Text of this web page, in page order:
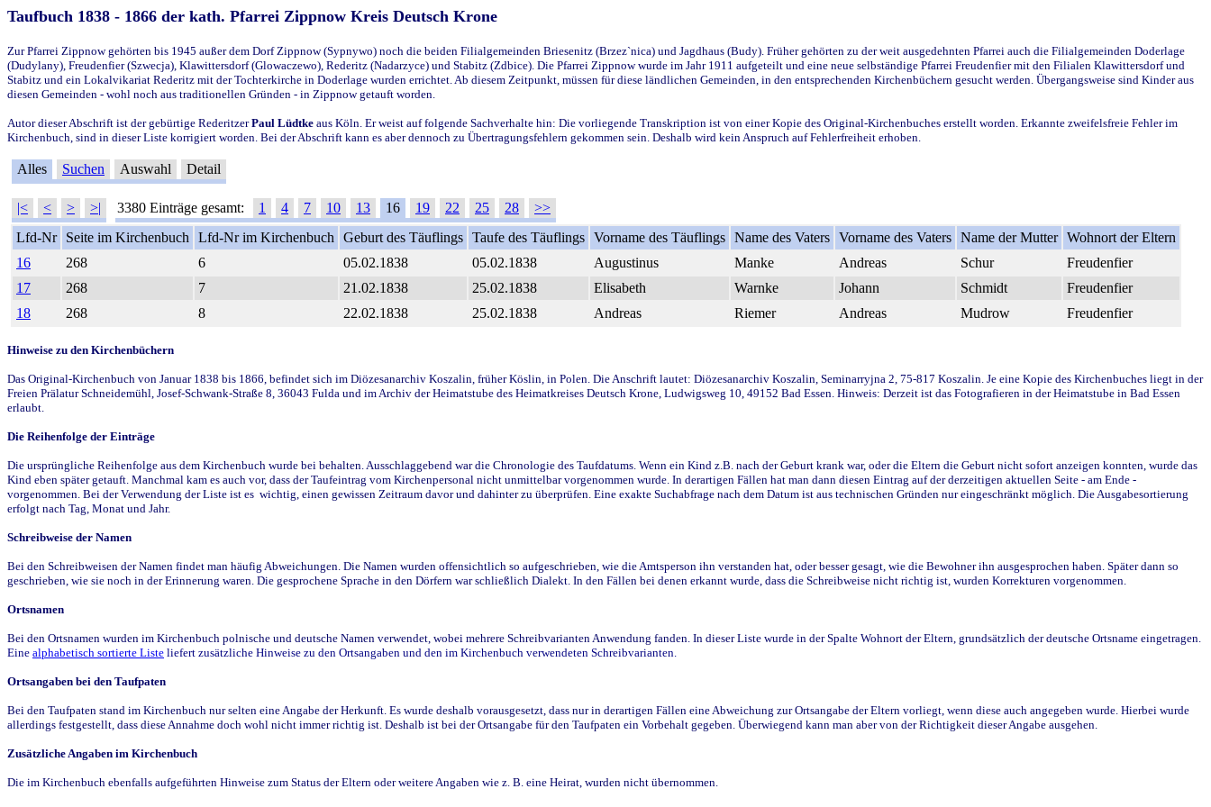
Taufbuch 1838 - 1866 der kath. Pfarrei Zippnow Kreis Deutsch Krone
Zur Pfarrei Zippnow gehörten bis 1945 außer dem Dorf Zippnow (Sypnywo) noch die beiden Filialgemeinden Briesenitz (Brzez`nica) und Jagdhaus (Budy). Früher gehörten zu der weit ausgedehnten Pfarrei auch die Filialgemeinden Doderlage
(Dudylany), Freudenfier (Szwecja), Klawittersdorf (Glowaczewo), Rederitz (Nadarzyce) und Stabitz (Zdbice). Die Pfarrei Zippnow wurde im Jahr 1911 aufgeteilt und eine neue selbständige Pfarrei Freudenfier mit den Filialen Klawittersdorf und
Stabitz und ein Lokalvikariat Rederitz mit der Tochterkirche in Doderlage wurden errichtet. Ab diesem Zeitpunkt, müssen für diese ländlichen Gemeinden, in den entsprechenden Kirchenbüchern gesucht werden. Übergangsweise sind Kinder aus
diesen Gemeinden - wohl noch aus traditionellen Gründen - in Zippnow getauft worden.
Autor dieser Abschrift ist der gebürtige RederitzerPaul Lüdtke aus Köln. Er weist auf folgende Sachverhalte hin: Die vorliegende Transkription ist von einer Kopie des Original-Kirchenbuches erstellt worden. Erkannte zweifelsfreie Fehler im
Kirchenbuch, sind in dieser Liste korrigiert worden. Bei der Abschrift kann es aber dennoch zu Übertragungsfehlern gekommen sein. Deshalb wird kein Anspruch auf Fehlerfreiheit erhoben.
Alles Suchen Auswahl Detail
|< < > >| 3380 Einträge gesamt: 1 4 7 10 13 16 19 22 25 28
>>
Lfd-Nr
Seite im Kirchenbuch Lfd-Nr im Kirchenbuch Geburt des Täuflings Taufe des Täuflings Vorname des Täuflings Name des Vaters Vorname des Vaters Name der Mutter Wohnort der Eltern
16
268 6 05.02.1838 05.02.1838 Augustinus Manke Andreas Schur
Freudenfier
17
268 7 21.02.1838 25.02.1838 Elisabeth Warnke Johann Schmidt
Freudenfier
18
268 8 22.02.1838 25.02.1838 Andreas Riemer Andreas Mudrow Freudenfier
Hinweise zu den Kirchenbüchern
Das Original-Kirchenbuch von Januar 1838 bis 1866, befindet sich im Diözesanarchiv Koszalin, früher Köslin, in Polen. Die Anschrift lautet: Diözesanarchiv Koszalin, Seminarryjna 2, 75-817 Koszalin. Je eine Kopie des Kirchenbuches liegt in der
Freien Prälatur Schneidemühl, Josef-Schwank-Straße 8, 36043 Fulda und im Archiv der Heimatstube des Heimatkreises Deutsch Krone, Ludwigsweg 10, 49152 Bad Essen. Hinweis: Derzeit ist das Fotografieren in der Heimatstube in Bad Essen
erlaubt.
Die Reihenfolge der Einträge
Die ursprüngliche Reihenfolge aus dem Kirchenbuch wurde bei behalten. Ausschlaggebend war die Chronologie des Taufdatums. Wenn ein Kind z.B. nach der Geburt krank war, oder die Eltern die Geburt nicht sofort anzeigen konnten, wurde das
Kind eben später getauft. Manchmal kam es auch vor, dass der Taufeintrag vom Kirchenpersonal nicht unmittelbar vorgenommen wurde. In derartigen Fällen hat man dann diesen Eintrag auf der derzeitigen aktuellen Seite - am Ende -
vorgenommen. Bei der Verwendung der Liste ist es wichtig, einen gewissen Zeitraum davor und dahinter zu überprüfen. Eine exakte Suchabfrage nach dem Datum ist aus technischen Gründen nur eingeschränkt möglich. Die Ausgabesortierung
erfolgt nach Tag, Monat und Jahr.
Schreibweise der Namen
Bei den Schreibweisen der Namen findet man häufig Abweichungen. Die Namen wurden offensichtlich so aufgeschrieben, wie die Amtsperson ihn verstanden hat, oder besser gesagt, wie die Bewohner ihn ausgesprochen haben. Später dann so
geschrieben, wie sie noch in der Erinnerung waren. Die gesprochene Sprache in den Dörfern war schließlich Dialekt. In den Fällen bei denen erkannt wurde, dass die Schreibweise nicht richtig ist, wurden Korrekturen vorgenommen.
Ortsnamen
Bei den Ortsnamen wurden im Kirchenbuch polnische und deutsche Namen verwendet, wobei mehrere Schreibvarianten Anwendung fanden. In dieser Liste wurde in der Spalte Wohnort der Eltern, grundsätzlich der deutsche Ortsname eingetragen.
Eine alphabetisch sortierte Liste liefert zusätzliche Hinweise zu den Ortsangaben und den im Kirchenbuch verwendeten Schreibvarianten.
Ortsangaben bei den Taufpaten
Bei den Taufpaten stand im Kirchenbuch nur selten eine Angabe der Herkunft. Es wurde deshalb vorausgesetzt, dass nur in derartigen Fällen eine Abweichung zur Ortsangabe der Eltern vorliegt, wenn diese auch angegeben wurde. Hierbei wurde
allerdings festgestellt, dass diese Annahme doch wohl nicht immer richtig ist. Deshalb ist bei der Ortsangabe für den Taufpaten ein Vorbehalt gegeben. Überwiegend kann man aber von der Richtigkeit dieser Angabe ausgehen.
Zusätzliche Angaben im Kirchenbuch
Die im Kirchenbuch ebenfalls aufgeführten Hinweise zum Status der Eltern oder weitere Angaben wie z. B. eine Heirat, wurden nicht übernommen.